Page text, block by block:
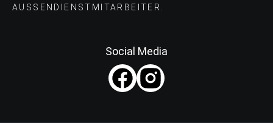
AUSSENDIENSTMITARBEITER.
Social Media